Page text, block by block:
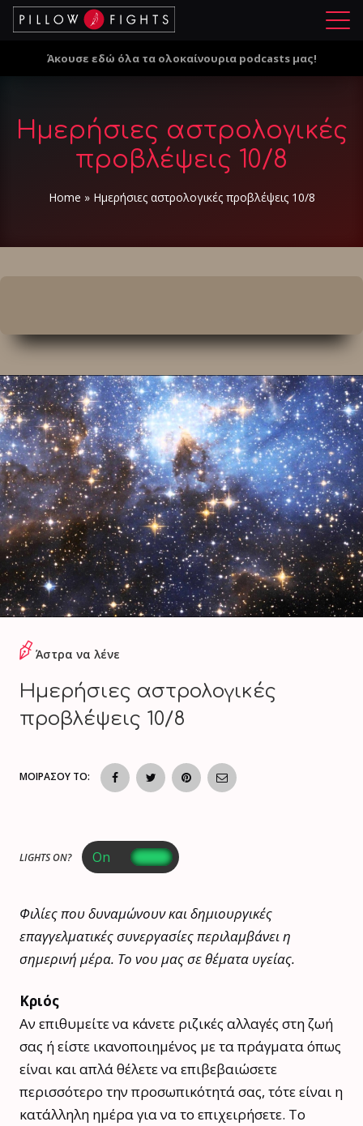
Μ
ο
Άκουσε εδώ όλα τα ολοκαίνουρια podcasts μας!
Ημερήσιες αστρολογικές
προβλέψεις 10/8
Home » Ημερήσιες αστρολογικές προβλέψεις 10/8
Άστρα να λένε
Ημερήσιες αστρολογικές
προβλέψεις 10/8
ΜΟΙΡΑΣΟΥ ΤΟ:
LIGHTS ON?
Φιλίες που δυναμώνουν και δημιουργικές
επαγγελματικές συνεργασίες περιλαμβάνει η
σημερινή μέρα. Το νου μας σε θέματα υγείας.
Κριός
Αν επιθυμείτε να κάνετε ριζικές αλλαγές στη ζωή
σας ή είστε ικανοποιημένος με τα πράγματα όπως
είναι και απλά θέλετε να επιβεβαιώσετε
περισσότερο την προσωπικότητά σας, τότε είναι η
κατάλληλη ημέρα για να το επιχειρήσετε. Το